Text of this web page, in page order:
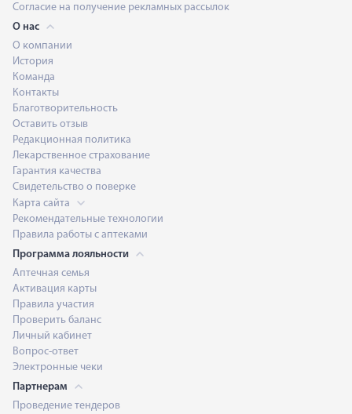
Согласие на получение рекламных рассылок
О нас
О компании
История
Команда
Контакты
Благотворительность
Оставить отзыв
Редакционная политика
Лекарственное страхование
Гарантия качества
Свидетельство о поверке
Карта сайта
Рекомендательные технологии
Правила работы с аптеками
Программа лояльности
Аптечная семья
Активация карты
Правила участия
Проверить баланс
Личный кабинет
Вопрос-ответ
Электронные чеки
Партнерам
Проведение тендеров